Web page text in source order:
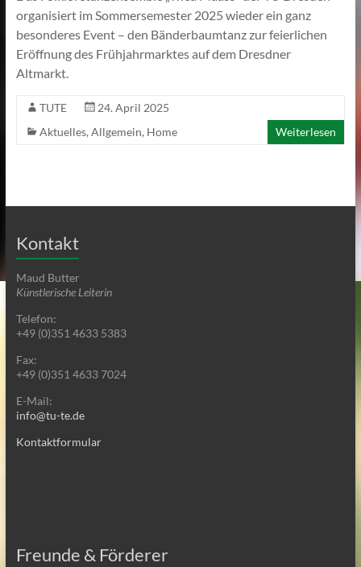
organisiert im Sommersemester 2025 wieder ein ganz
besonderes Event – den Bänderbaumtanz zur feierlichen
Eröffnung des Frühjahrmarktes auf dem Dresdner
Altmarkt.
TUTE
24. April 2025
Aktuelles, Allgemein, Home Weiterlesen
Kontakt
Maud Butter
Künstlerische Leiterin
Telefon:
+49 (0)351 4633 5383
Fax:
+49 (0)351 4633 7024
E-Mail:
info@tu-te.de
Kontaktformular
Freunde & Förderer